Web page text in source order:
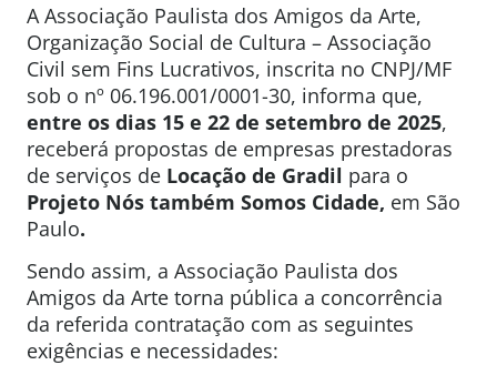
A Associação Paulista dos Amigos da Arte,
Organização Social de Cultura – Associação
Civil sem Fins Lucrativos, inscrita no CNPJ/MF
sob o nº 06.196.001/0001-30, informa que,
entre os dias 15 e 22 de setembro de 2025,
receberá propostas de empresas prestadoras
de serviços de Locação de Gradil para o
Projeto Nós também Somos Cidade, em São
Paulo.
Sendo assim, a Associação Paulista dos
Amigos da Arte torna pública a concorrência
da referida contratação com as seguintes
exigências e necessidades: